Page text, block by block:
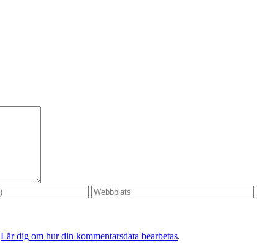
Lär dig om hur din kommentarsdata bearbetas.